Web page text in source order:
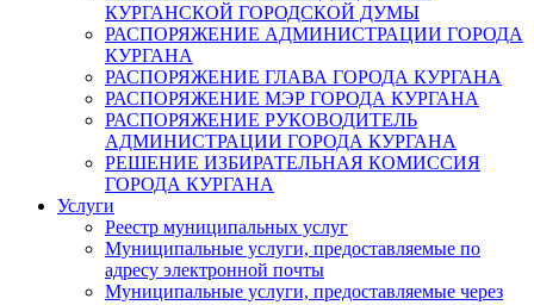
КУРГАНСКОЙ ГОРОДСКОЙ ДУМЫ
РАСПОРЯЖЕНИЕ АДМИНИСТРАЦИИ ГОРОДА
КУРГАНА
РАСПОРЯЖЕНИЕ ГЛАВА ГОРОДА КУРГАНА
РАСПОРЯЖЕНИЕ МЭР ГОРОДА КУРГАНА
РАСПОРЯЖЕНИЕ РУКОВОДИТЕЛЬ
АДМИНИСТРАЦИИ ГОРОДА КУРГАНА
РЕШЕНИЕ ИЗБИРАТЕЛЬНАЯ КОМИССИЯ
ГОРОДА КУРГАНА
Услуги
Реестр муниципальных услуг
Муниципальные услуги, предоставляемые по
адресу электронной почты
Муниципальные услуги, предоставляемые через